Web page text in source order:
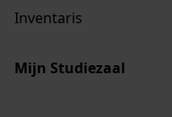
Inventaris
Mijn Studiezaal